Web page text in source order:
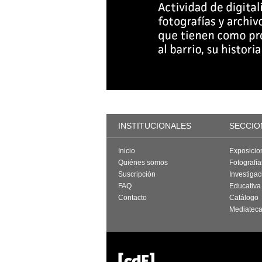
INSTITUCIONALES
Inicio
Quiénes somos
Suscripción
FAQ
Contacto
Educativa
Catálogo
Mediateca